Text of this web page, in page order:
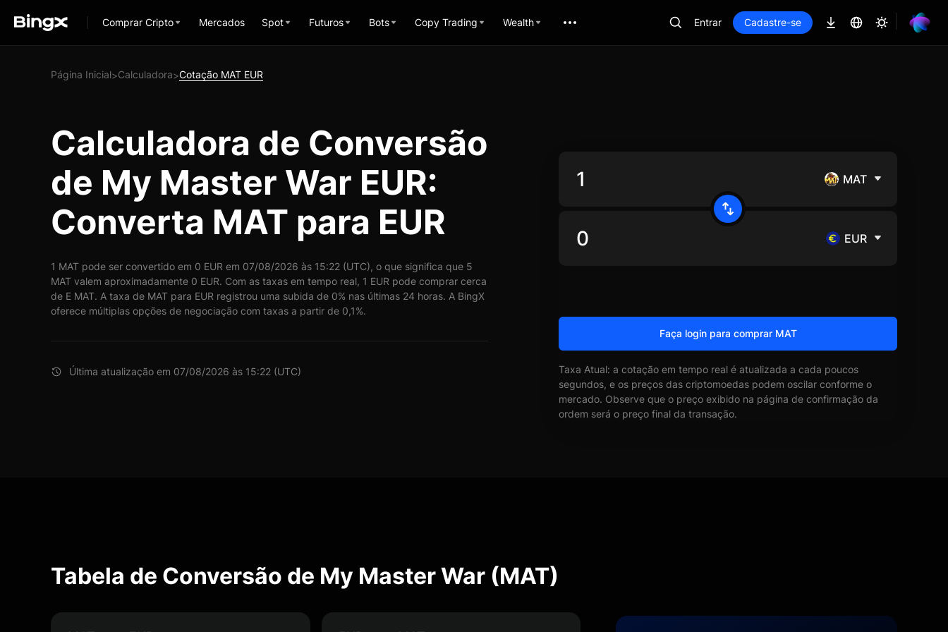
Comprar Cripto Mercados Spot Futuros Bots Copy Trading Wealth Entrar Cadastre-se
Página Inicial>Calculadora>Cotação MAT EUR
Calculadora de Conversão
de My Master War EUR:
Converta MAT para EUR
1 MAT pode ser convertido em 0 EUR em 07/08/2026 às 15:22 (UTC), o que significa que 5
MAT valem aproximadamente 0 EUR. Com as taxas em tempo real, 1 EUR pode comprar cerca
de E MAT. A taxa de MAT para EUR registrou uma subida de 0% nas últimas 24 horas. A BingX
oferece múltiplas opções de negociação com taxas a partir de 0,1%.
Última atualização em 07/08/2026 às 15:22 (UTC)
MAT
EUR
Faça login para comprar MAT
Taxa Atual: a cotação em tempo real é atualizada a cada poucos
segundos, e os preços das criptomoedas podem oscilar conforme o
mercado. Observe que o preço exibido na página de confirmação da
ordem será o preço final da transação.
Tabela de Conversão de My Master War (MAT)